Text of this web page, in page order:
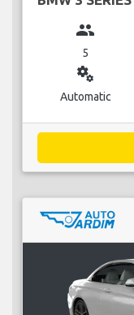
group
5
miscellaneous_services
Automatic